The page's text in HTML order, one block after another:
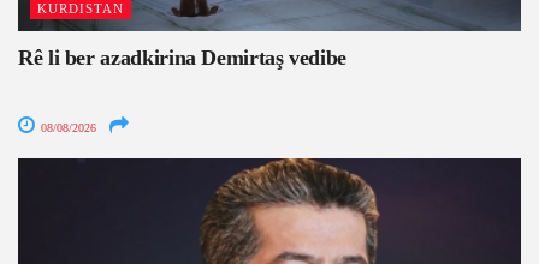
KURDISTAN
Rê li ber azadkirina Demirtaş vedibe
08/08/2026